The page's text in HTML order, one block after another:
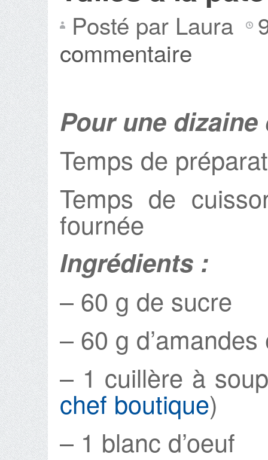
Posté par Laura
commentaire
Pour une
Temps de
Temps de
fournée
Ingrédients :
– 60 g de sucre
– 60 g
– 1 cuillère à
chef boutique)
– 1 blanc d’oeuf